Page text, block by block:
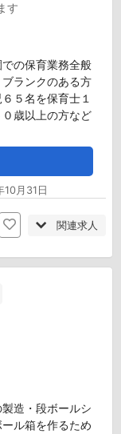
す
の保育業務全般
ランクのある方
５名を保育士１
歳以上の方など
月31日
関連求人
造・段ボールシ
ル箱を作るため